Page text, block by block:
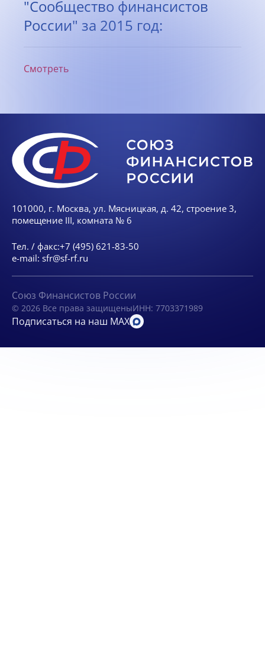
"Сообщество финансистов
России" за 2015 год:
Смотреть
101000, г. Москва, ул. Мясницкая, д. 42, строение 3,
помещение III, комната № 6
Тел. / факс:+7 (495) 621-83-50
e-mail: sfr@sf-rf.ru
Союз Финансистов России
© 2026 Все права защищеныИНН: 7703371989
Подписаться на наш MAX